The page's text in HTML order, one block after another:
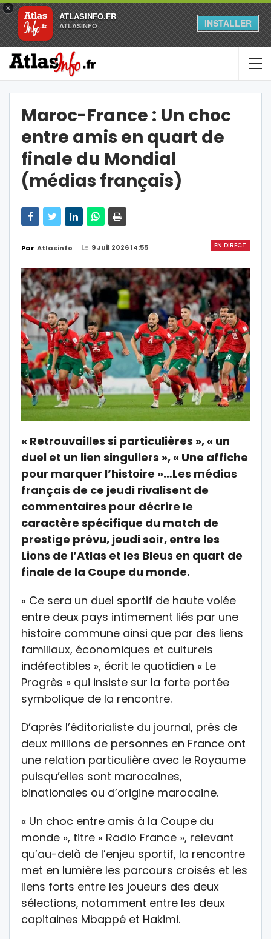
×
ATLASINFO.FR
ATLASINFO INSTALLER
Maroc-France : Un choc
entre amis en quart de
finale du Mondial
(médias français)
EN DIRECT
Par Atlasinfo Le 9 Juil 2026 14:55
« Retrouvailles si particulières », « un
duel et un lien singuliers », « Une affiche
pour marquer l’histoire »…Les médias
français de ce jeudi rivalisent de
commentaires pour décrire le
caractère spécifique du match de
prestige prévu, jeudi soir, entre les
Lions de l’Atlas et les Bleus en quart de
finale de la Coupe du monde.
« Ce sera un duel sportif de haute volée
entre deux pays intimement liés par une
histoire commune ainsi que par des liens
familiaux, économiques et culturels
indéfectibles », écrit le quotidien « Le
Progrès » qui insiste sur la forte portée
symbolique de la rencontre.
D’après l’éditorialiste du journal, près de
deux millions de personnes en France ont
une relation particulière avec le Royaume
puisqu’elles sont marocaines,
binationales ou d’origine marocaine.
« Un choc entre amis à la Coupe du
monde », titre « Radio France », relevant
qu’au-delà de l’enjeu sportif, la rencontre
met en lumière les parcours croisés et les
liens forts entre les joueurs des deux
sélections, notamment entre les deux
capitaines Mbappé et Hakimi.